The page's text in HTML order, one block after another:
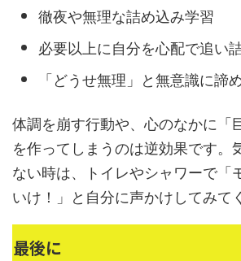
徹夜や無理な詰め込み学習
必要以上に自分を心配で追い
「どうせ無理」と無意識に諦
体調を崩す行動や、心のなかに「
を作ってしまうのは逆効果です。
ない時は、トイレやシャワーで「
いけ！」と自分に声かけしてみて
最後に